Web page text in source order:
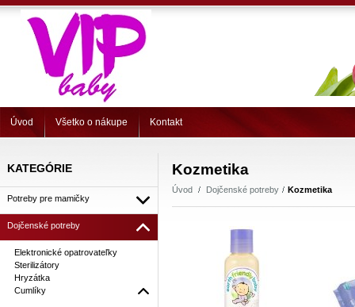
Úvod Všetko o nákupe Kontakt
KATEGÓRIE
Potreby pre mamičky
Dojčenské potreby
Elektronické opatrovateľky
Sterilizátory
Hryzátka
Cumlíky
Kozmetika
Úvod Dojčenské potreby Kozmetika